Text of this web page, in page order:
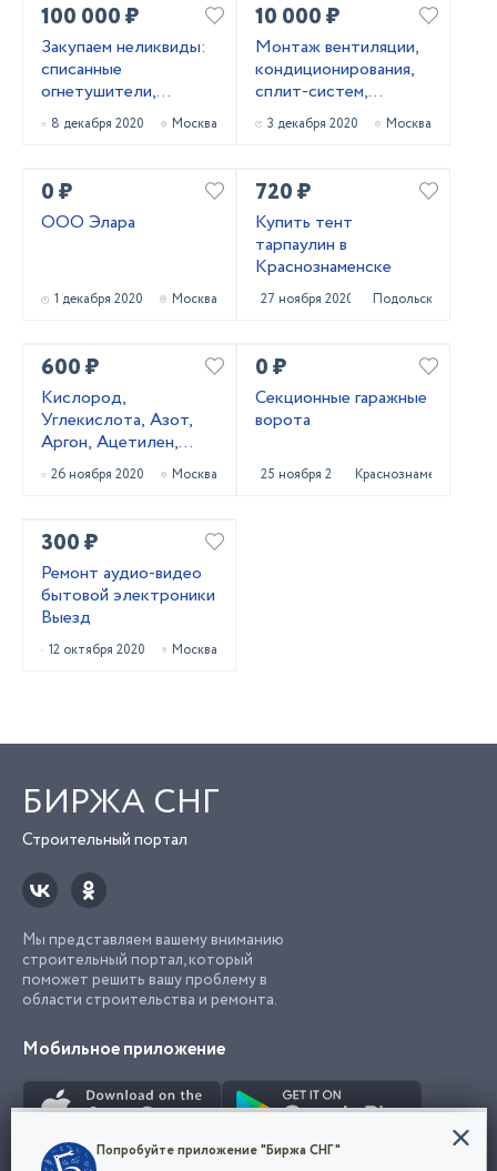
100 000 ₽
Закупаем неликвиды:
списанные
огнетушители,
баллоны, бочки
8 декабря 2020 Москва
10 000 ₽
Монтаж вентиляции,
кондиционирования,
сплит-систем,
монтаж, пуско-
наладка,
3 декабря 2020 Москва
0 ₽
ООО Элара
1 декабря 2020 Москва
720 ₽
Купить тент
тарпаулин в
Краснознаменске
27 ноября 2020 Подольск
600 ₽
Кислород,
Углекислота, Азот,
Аргон, Ацетилен,
Пропан, Сварочные
смеси, газовые
26 ноября 2020 Москва
0 ₽
Секционные гаражные
ворота
25 ноября 2020 Краснознаменск
300 ₽
Ремонт аудио-видео
бытовой электроники
Выезд
12 октября 2020 Москва
БИРЖА СНГ
Строительный портал
Мы представляем вашему вниманию
строительный портал, который
поможет решить вашу проблему в
области строительства и ремонта.
Мобильное приложение
Конфиденциальность
Попробуйте приложение "Биржа СНГ"